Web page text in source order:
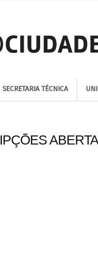
SECRETARIA TÉCNICA